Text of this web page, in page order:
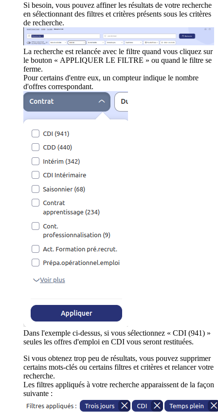
Si besoin, vous pouvez affiner les résultats de votre recherche
en sélectionnant des filtres et critères présents sous les critères
de recherche.
La recherche est relancée avec le filtre quand vous cliquez sur
le bouton « APPLIQUER LE FILTRE » ou quand le filtre se
ferme.
Pour certains d'entre eux, un compteur indique le nombre
d'offres correspondant.
Dans l'exemple ci-dessus, si vous sélectionnez « CDI (941) »
seules les offres d'emploi en CDI vous seront restituées.
Si vous obtenez trop peu de résultats, vous pouvez supprimer
certains mots-clés ou certains filtres et critères et relancer votre
recherche.
Les filtres appliqués à votre recherche apparaissent de la façon
suivante :